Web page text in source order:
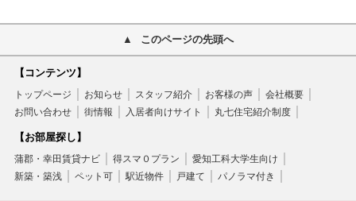
このページの先頭へ
【コンテンツ】
トップページ お知らせ スタッフ紹介 お客様の声
会社概要
お問い合わせ
街情報 入居者向けサイト 丸七住宅紹介制度
【お部屋探し】
蒲郡・幸田賃貸ナビ 得スマ０プラン
愛知工科大学生向け
新築・築浅
ペット可 駅近物件 戸建て パノラマ付き